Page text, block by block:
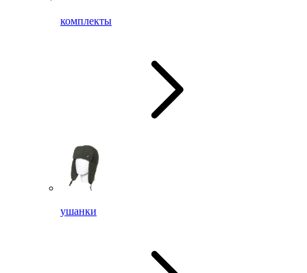
комплекты
ушанки